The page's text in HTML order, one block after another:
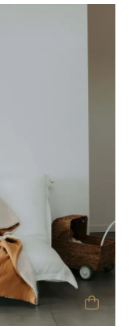
Oui Non